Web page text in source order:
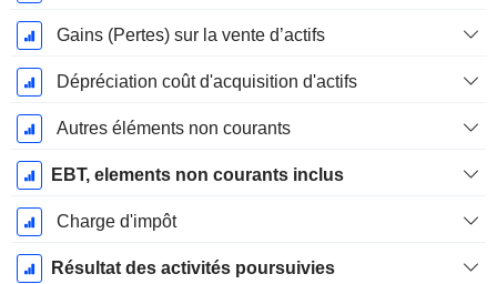
Gains (Pertes) sur la vente d’actifs
Dépréciation coût d'acquisition d'actifs
Autres éléments non courants
EBT, elements non courants inclus
Charge d'impôt
Résultat des activités poursuivies